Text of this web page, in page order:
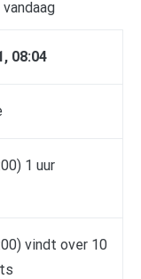
08:04
1 uur
vindt over 10